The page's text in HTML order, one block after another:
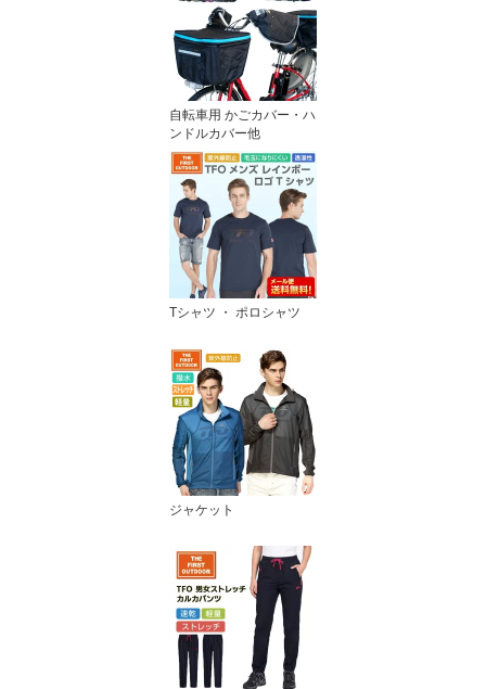
自転車用 かごカバー・ハ
ンドルカバー他
Tシャツ ・ ポロシャツ
ジャケット